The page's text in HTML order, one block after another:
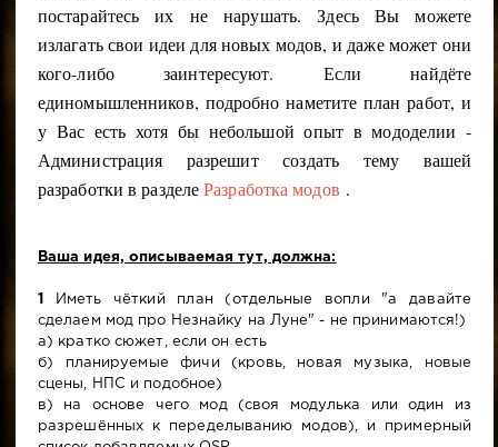
постарайтесь их не нарушать. Здесь Вы можете
излагать свои идеи для новых модов, и даже может они
кого-либо заинтересуют. Если найдёте
единомышленников, подробно наметите план работ, и
у Вас есть хотя бы небольшой опыт в мододелии -
Администрация разрешит создать тему вашей
разработки в разделеРазработка модов .
Ваша идея, описываемая тут, должна:
Иметь чёткий план (отдельные вопли "а давайте
сделаем мод про Незнайку на Луне" - не принимаются!)
а) кратко сюжет, если он есть
б) планируемые фичи (кровь, новая музыка, новые
сцены, НПС и подобное)
в) на основе чего мод (своя модулька или один из
разрешённых к переделыванию модов), и примерный